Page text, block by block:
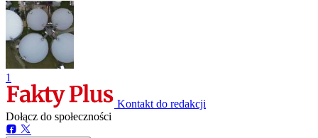
1
Kontakt do redakcji
Dołącz do społeczności